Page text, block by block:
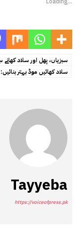
سبزیاں، پھل اور سلاد کھانے
سلاد کھائیں موڈ بہتر
Tayyeba
https://voiceofpress.pk